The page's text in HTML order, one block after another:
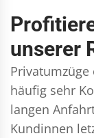
unserer
häufig sehr
langen
Kundinnen